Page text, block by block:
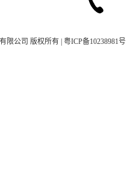
限公司 版权所有 | 粤ICP备10238981号